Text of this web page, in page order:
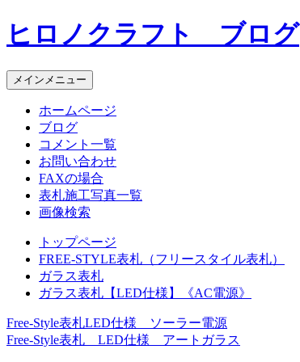
コ
ン
ン
ツ
ヒロノクラフト ブログ
メインメニュー
ホームページ
ブログ
コメント一覧
お問い合わせ
FAXの場合
表札施工写真一覧
画像検索
トップページ
FREE-STYLE表札（フリースタイル表札）
ガラス表札
ガラス表札【LED仕様】《AC電源》
投
稿
Free-Style表札LED仕様 ソーラー電源
Free-Style表札 LED仕様 アートガラス